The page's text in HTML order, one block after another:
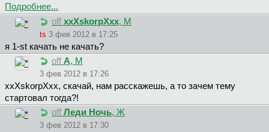
Подробнее...
off xxXskorpXxx, М
ts 3 фев 2012 в 17:25
я 1-st качать не качать?
off A, М
3 фев 2012 в 17:26
xxXskorpXxx, скачай, нам расскажешь, а то зачем тему
стартовал тогда?!
off Леди Ночь, Ж
3 фев 2012 в 17:30